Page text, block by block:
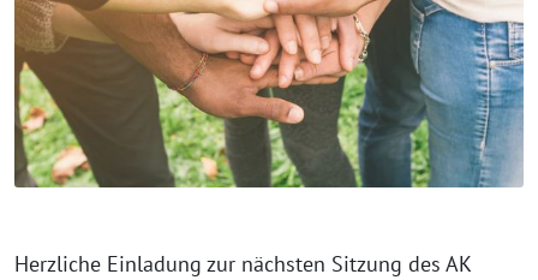
Herzliche Einladung zur nächsten Sitzung des AK